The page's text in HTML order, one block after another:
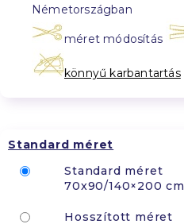
Németországban
méret módosítás
könnyű karbantartás
Standard méret
Standard méret
70x90/140×200 cm
Hosszított méret